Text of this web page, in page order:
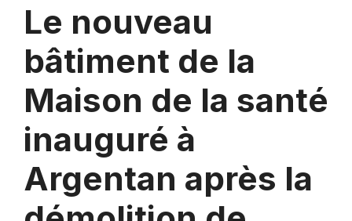
Le nouveau
bâtiment de la
Maison de la santé
inauguré à
Argentan après la